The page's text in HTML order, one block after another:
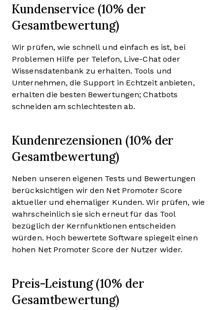
Kundenservice (10% der
Gesamtbewertung)
Wir prüfen, wie schnell und einfach es ist, bei
Problemen Hilfe per Telefon, Live-Chat oder
Wissensdatenbank zu erhalten. Tools und
Unternehmen, die Support in Echtzeit anbieten,
erhalten die besten Bewertungen; Chatbots
schneiden am schlechtesten ab.
Kundenrezensionen (10% der
Gesamtbewertung)
Neben unseren eigenen Tests und Bewertungen
berücksichtigen wir den Net Promoter Score
aktueller und ehemaliger Kunden. Wir prüfen, wie
wahrscheinlich sie sich erneut für das Tool
bezüglich der Kernfunktionen entscheiden
würden. Hoch bewertete Software spiegelt einen
hohen Net Promoter Score der Nutzer wider.
Preis-Leistung (10% der
Gesamtbewertung)